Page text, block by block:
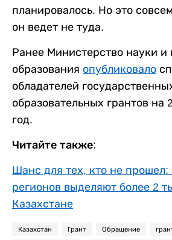
планировалось. Но это
он ведет не туда.
Ранее Министерство науки и
образования опубликовало
обладателей
образовательных грантов на
год.
Читайте также:
Шанс для тех, кто не прошел:
регионов выделяют более 2
Казахстане
Казахстан Грант Обращение